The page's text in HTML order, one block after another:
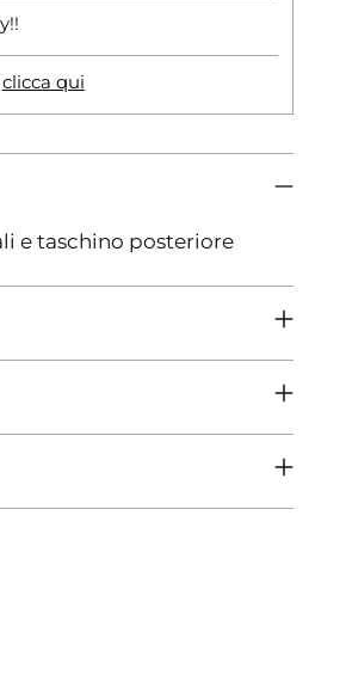
clicca qui
e taschino posteriore